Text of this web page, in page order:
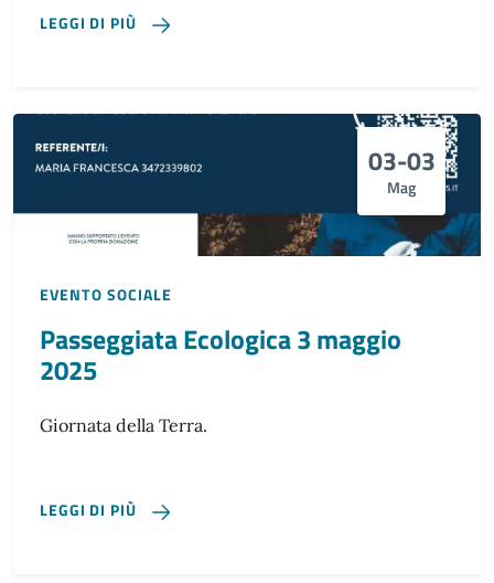
LEGGI DI PIÙ
03-03
Mag
EVENTO SOCIALE
Passeggiata Ecologica 3 maggio
2025
Giornata della Terra.
LEGGI DI PIÙ